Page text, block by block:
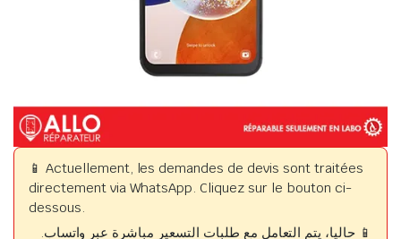
📱 Actuellement, les demandes de devis sont traitées
directement via WhatsApp. Cliquez sur le bouton ci-
dessous.
📱 حاليا، يتم التعامل مع طلبات التسعير مباشرة عبر واتساب.